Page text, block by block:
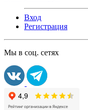
Вход
Регистрация
Мы в соц. сетях